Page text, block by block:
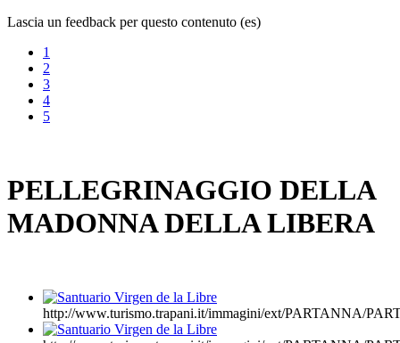
Lascia un feedback per questo contenuto (es)
1
2
3
4
5
PELLEGRINAGGIO DELLA
MADONNA DELLA LIBERA
http://www.turismo.trapani.it/immagini/ext/PARTANNA/